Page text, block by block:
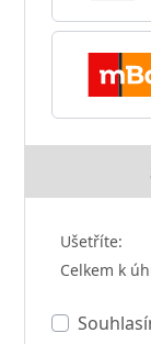
Ušetříte:
Celkem k